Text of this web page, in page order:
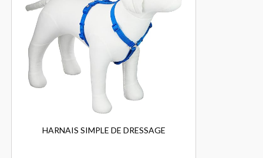
HARNAIS SIMPLE DE DRESSAGE